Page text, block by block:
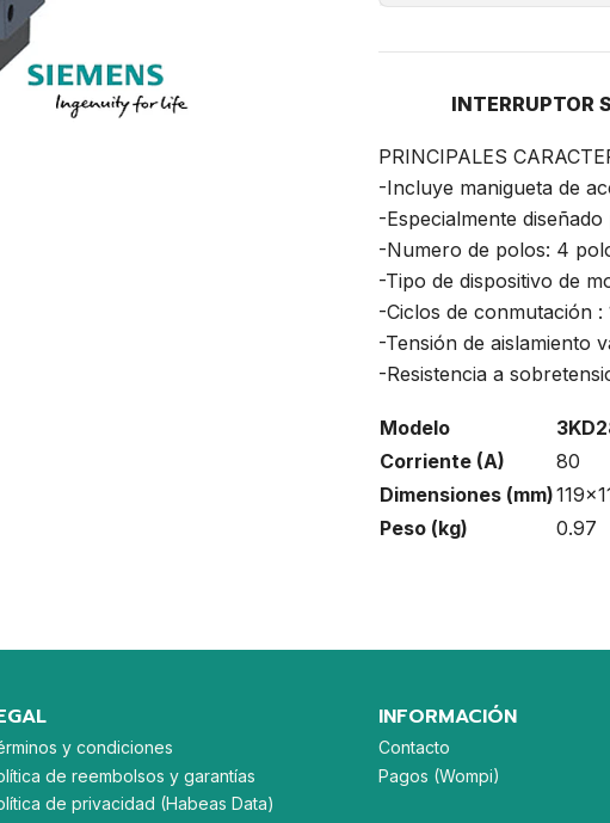
INTERRUPTOR
PRINCIPALES
-Incluye manigueta de
-Especialmente
-Numero de polos: 4
-Tipo de dispositivo de
-Ciclos de conmutación
-Tensión de aislamiento
-Resistencia a
Modelo
Corriente (A)
80
Dimensiones (mm)
Peso (kg)
0.97
y condiciones
de reembolsos y garantías
de privacidad (Habeas Data)
INFORMACIÓN
Contacto
Pagos (Wompi)